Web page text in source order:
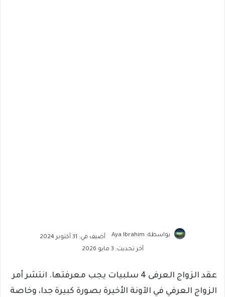
بواسطة: Aya Ibrahim
أضيف في: 31 أكتوبر 2024
آخر تحديث: 3 مايو 2026
عقد الزواج العرفى 4 سلبيات يجب معرفتها. انتشر أمر
الزواج العرفي في الآونة الأخيرة بصورة كبيرة جدا، وخاصة